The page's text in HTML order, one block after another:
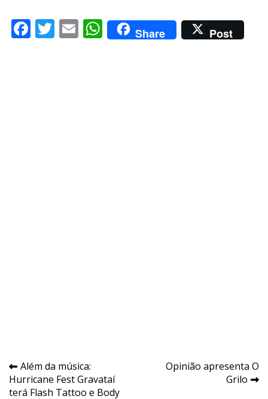
Facebook
Twitter
EmailWhatsApp
Share Post
Navegação
de
Além da música:
Hurricane Fest Gravataí
terá Flash Tattoo e Body
Opinião apresenta O
Grilo